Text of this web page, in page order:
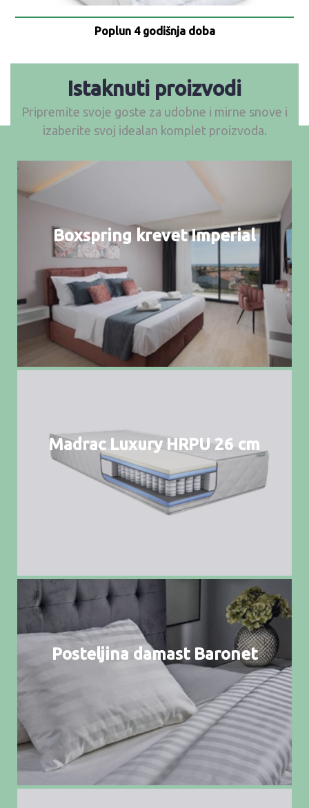
Poplun 4 godišnja doba
Istaknuti proizvodi
Pripremite svoje goste za udobne i mirne snove i
izaberite svoj idealan komplet proizvoda.
Boxspring krevet Imperial
Madrac Luxury HRPU 26 cm
Posteljina damast Baronet